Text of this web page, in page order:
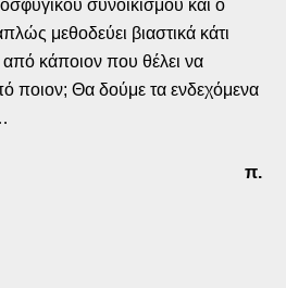
συνοικισμού και ο
μεθοδεύει βιαστικά κάτι
κάποιον που θέλει να
ποιον; Θα δούμε τα ενδεχόμενα
π.